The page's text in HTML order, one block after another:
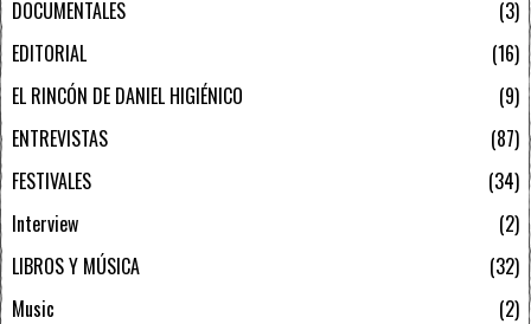
DOCUMENTALES
3
EDITORIAL
16
EL RINCÓN DE DANIEL HIGIÉNICO
9
ENTREVISTAS
87
FESTIVALES
34
Interview
2
LIBROS Y MÚSICA
32
Music
2